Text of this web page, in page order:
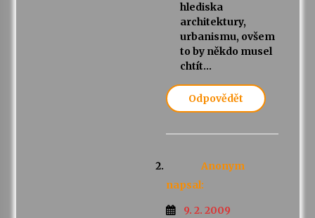
hlediska
architektury,
urbanismu, ovšem
to by někdo musel
chtít…
Odpovědět
Anonym
napsal:
9. 2. 2009